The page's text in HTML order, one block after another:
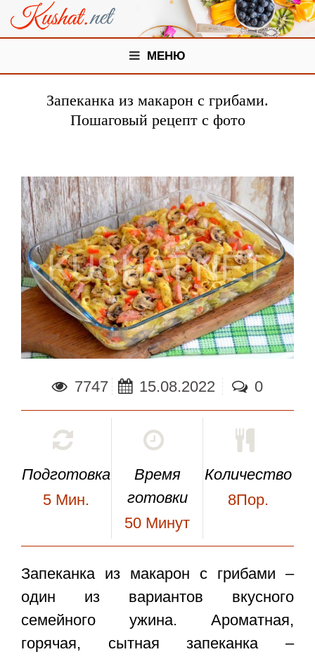
МЕНЮ
Запеканка из макарон с грибами.
Пошаговый рецепт с фото
7747 15.08.2022 0
Подготовка
5 Мин.
Время
готовки
50 Минут
Количество
8Пор.
Запеканка из макарон с грибами –
один из вариантов вкусного
семейного ужина. Ароматная,
горячая, сытная запеканка –